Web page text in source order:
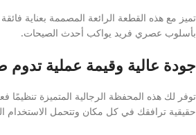
تميز مع هذه القطعة الرائعة المصممة بعناية
بأسلوب عصري فريد يواكب أحدث الصيحات.
جودة عالية وقيمة عملية تدوم
توفر لك هذه المحفظة الرجالية المتميزة
حقيقية ترافقك في كل مكان وتتحمل الاستخدام